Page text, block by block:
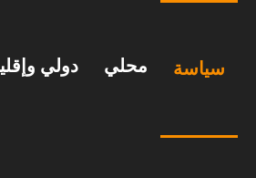
سياسة محلي دولي